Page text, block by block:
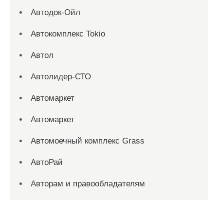
Автодок-Ойл
Автокомплекс Tokio
Автол
Автолидер-СТО
Автомаркет
Автомаркет
Автомоечный комплекс Grass
АвтоРай
Авторам и правообладателям